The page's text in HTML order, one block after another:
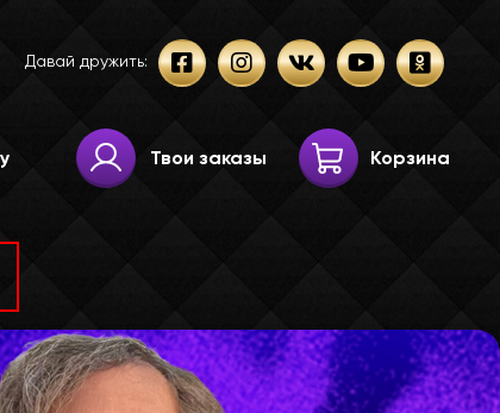
Давай дружить:
Твои заказы Корзина